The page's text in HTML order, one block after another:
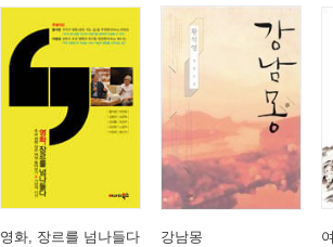
영화, 장르를 넘나들다 강남몽